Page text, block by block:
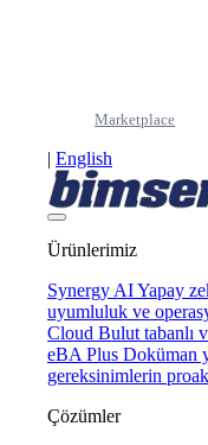
Marketplace
| English
Ürünlerimiz
Synergy AIYapay
uyumluluk ve
Cloud Bulut tabanlı
eBA Plus Doküman
gereksinimlerin
Çözümler